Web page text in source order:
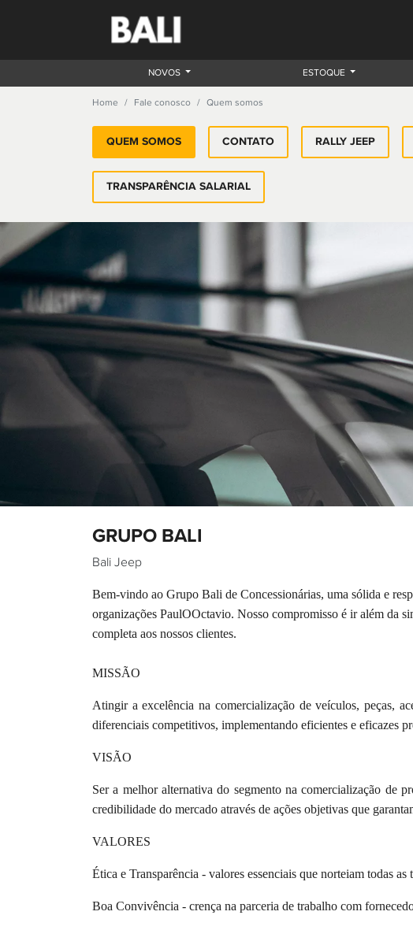
NOVOS ESTOQUE
Home Fale conosco Quem somos
QUEM SOMOS CONTATO RALLY JEEP
TRANSPARÊNCIA SALARIAL
GRUPO BALI
Bali Jeep
Bem-vindo ao Grupo Bali de Concessionárias, uma sólida e
organizações PaulOOctavio. Nosso compromisso é ir além da
completa aos nossos clientes.
MISSÃO
Atingir a excelência na comercialização de veículos, peças,
diferenciais competitivos, implementando eficientes e eficazes
VISÃO
Ser a melhor alternativa do segmento na comercialização de
credibilidade do mercado através de ações objetivas que
VALORES
Ética e Transparência - valores essenciais que norteiam todas as
Boa Convivência - crença na parceria de trabalho com